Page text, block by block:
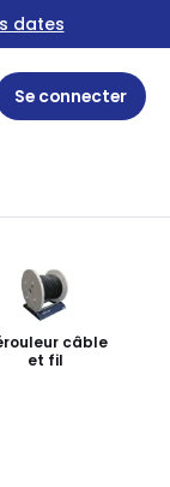
dates
Se connecter
câble
et fil